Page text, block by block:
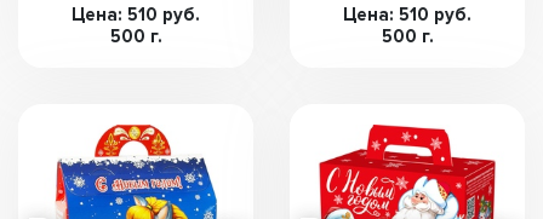
Цена: 510 руб.
500 г.
Цена: 510 руб.
500 г.